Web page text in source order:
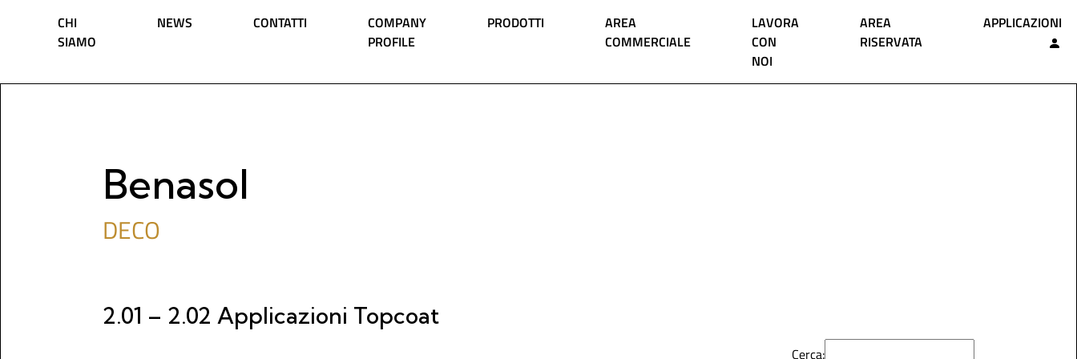
Navigazione principale
CHI
SIAMO
NEWS CONTATTI
COMPANY
PROFILE
PRODOTTI
AREA
COMMERCIALE
LAVORA
CON
NOI
AREA
RISERVATA
APPLICAZIONI
Benasol
DECO
2.01 – 2.02 Applicazioni Topcoat
Cerca: